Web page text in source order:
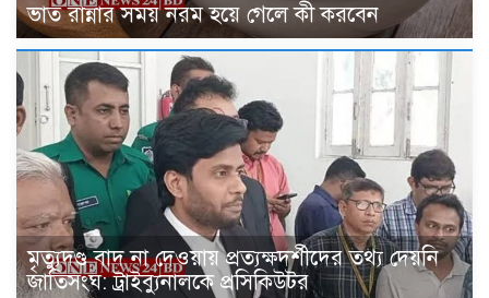
ভাত রান্নার সময় নরম হয়ে গেলে কী করবেন
মৃত্যুদণ্ড বাদ না দেওয়ায় প্রত্যক্ষদর্শীদের তথ্য দেয়নি
জাতিসংঘ: ট্রাইব্যুনালকে প্রসিকিউটর